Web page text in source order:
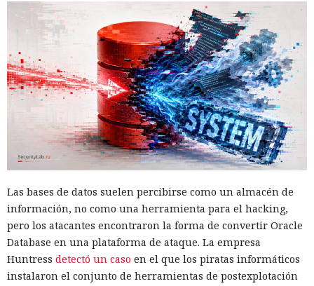
Las bases de datos suelen percibirse como un almacén de
información, no como una herramienta para el hacking,
pero los atacantes encontraron la forma de convertir Oracle
Database en una plataforma de ataque. La empresa
Huntress detectó un caso en el que los piratas informáticos
instalaron el conjunto de herramientas de postexplotación